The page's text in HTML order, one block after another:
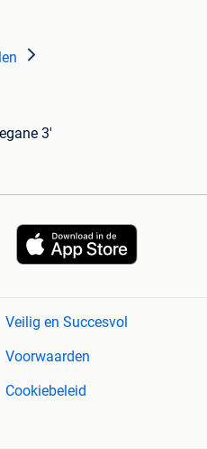
3'
Veilig en Succesvol
Voorwaarden
Cookiebeleid